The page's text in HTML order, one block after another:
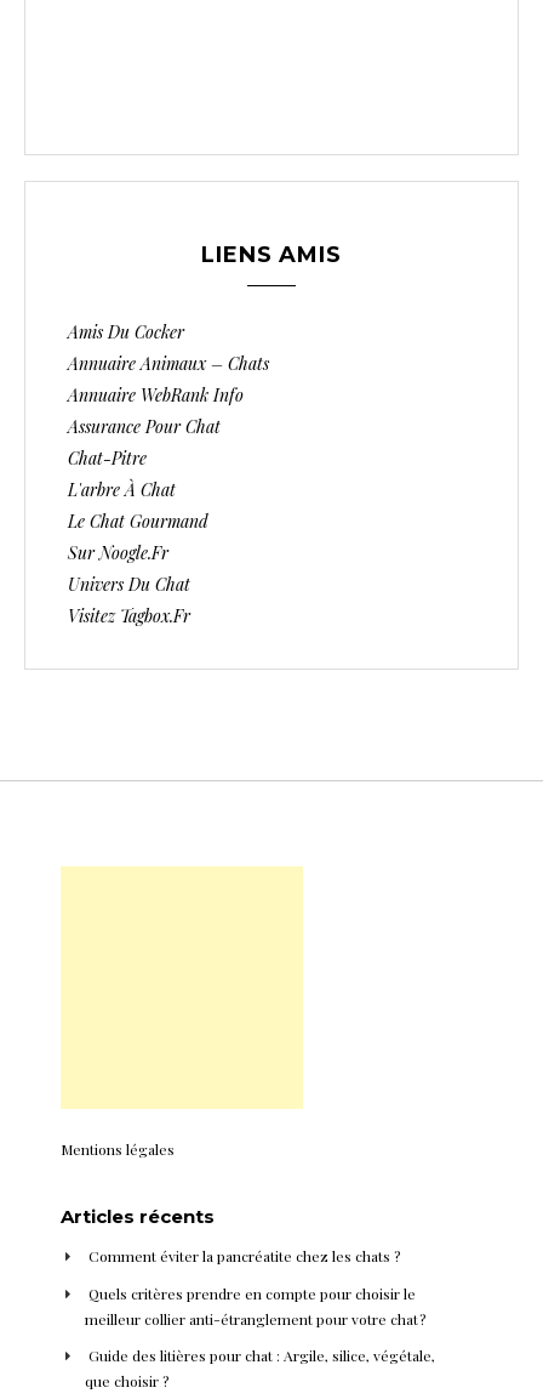
LIENS AMIS
Amis Du Cocker
Annuaire Animaux – Chats
Annuaire WebRank Info
Assurance Pour Chat
Chat-Pitre
L'arbre À Chat
Le Chat Gourmand
Sur Noogle.fr
Univers Du Chat
Visitez Tagbox.fr
Mentions légales
Articles récents
Comment éviter la pancréatite chez les chats ?
Quels critères prendre en compte pour choisir le
meilleur collier anti-étranglement pour votre chat ?
Guide des litières pour chat : Argile, silice, végétale,
que choisir ?